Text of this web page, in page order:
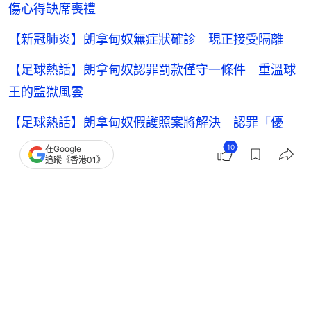
傷心得缺席喪禮
【新冠肺炎】朗拿甸奴無症狀確診 現正接受隔離
【足球熱話】朗拿甸奴認罪罰款僅守一條件 重溫球
王的監獄風雲
【足球熱話】朗拿甸奴假護照案將解決 認罪「優
惠」罰款不留案底
在Google
追蹤《香港01》
10